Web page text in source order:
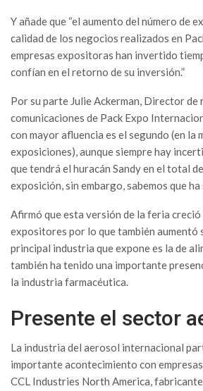
Y añade que “el aumento del número de
calidad de los negocios realizados en
empresas expositoras han invertido
confían en el retorno de su inversión.”
Por su parte Julie Ackerman, Director de
comunicaciones de Pack Expo
con mayor afluencia es el segundo (en la
exposiciones), aunque siempre hay
que tendrá el huracán Sandy en el total
exposición, sin embargo, sabemos que ha
Afirmó que esta versión de la feria creció
expositores por lo que también aumentó
principal industria que expone es la de
también ha tenido una importante
la industria farmacéutica.
Presente el sector
La industria del aerosol internacional
importante acontecimiento con
CCL Industries North America,